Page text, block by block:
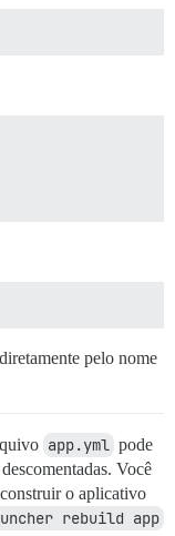
pelo nome
app.yml pode
Você
o aplicativo
rebuild app